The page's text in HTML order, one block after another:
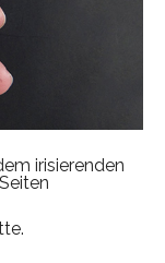
irisierenden